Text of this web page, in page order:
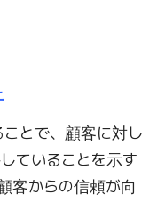
とで、顧客に対し
ていることを示す
客からの信頼が向